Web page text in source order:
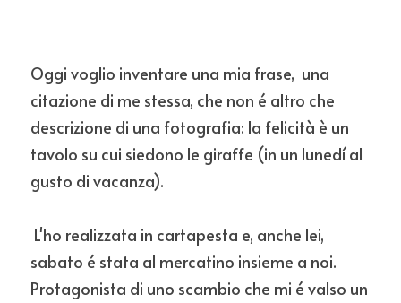
Oggi voglio inventare una mia frase,  una
citazione di me stessa, che non é altro che
descrizione di una fotografia: la felicità è un
tavolo su cui siedono le giraffe (in un lunedí al
gusto di vacanza).
L'ho realizzata in cartapesta e, anche lei,
sabato é stata al mercatino insieme a noi.
Protagonista di uno scambio che mi é valso un